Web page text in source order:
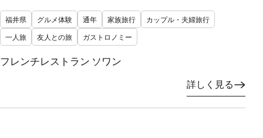
福井県 グルメ体験 通年 家族旅行
カップル・夫婦旅行
一人旅
友人との旅 ガストロノミー
フレンチレストラン ソワン
詳しく見る